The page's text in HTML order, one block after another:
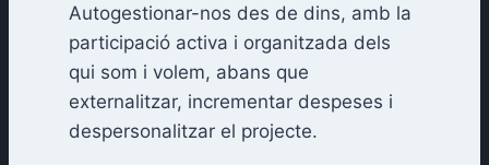
Autogestionar-nos des de dins, amb la
participació activa i organitzada dels
qui som i volem, abans que
externalitzar, incrementar despeses i
despersonalitzar el projecte.